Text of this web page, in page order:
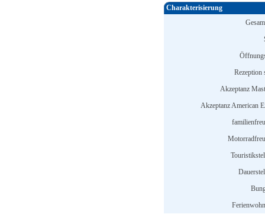
Charakterisierung
Rezeption
Akzeptanz
Akzeptanz American